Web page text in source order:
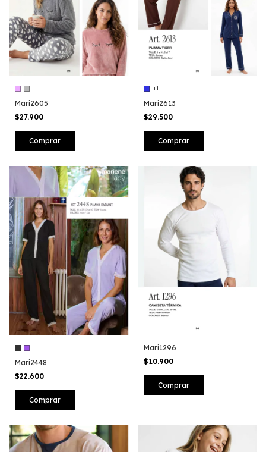
Mari2605
$27.900
Comprar
+1
Mari2613
$29.500
Comprar
Mari2448
$22.600
Comprar
Mari1296
$10.900
Comprar